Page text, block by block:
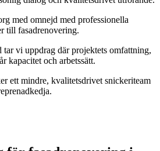
med omnejd med professionella
till fasadrenovering.
vi uppdrag där projektets omfattning,
kapacitet och arbetssätt.
ett mindre, kvalitetsdrivet snickeriteam